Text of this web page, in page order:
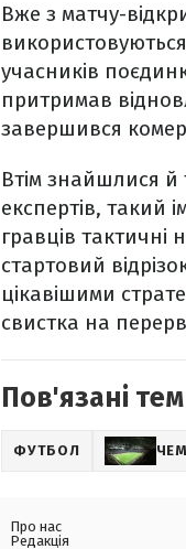
Вже з матчу-
учасників
притримав
завершився
Втім знайшлися й
експертів, такий
гравців тактичні
стартовий
цікавішими
свистка на
Пов'язані
ФУТБОЛ
Про нас
Редакція